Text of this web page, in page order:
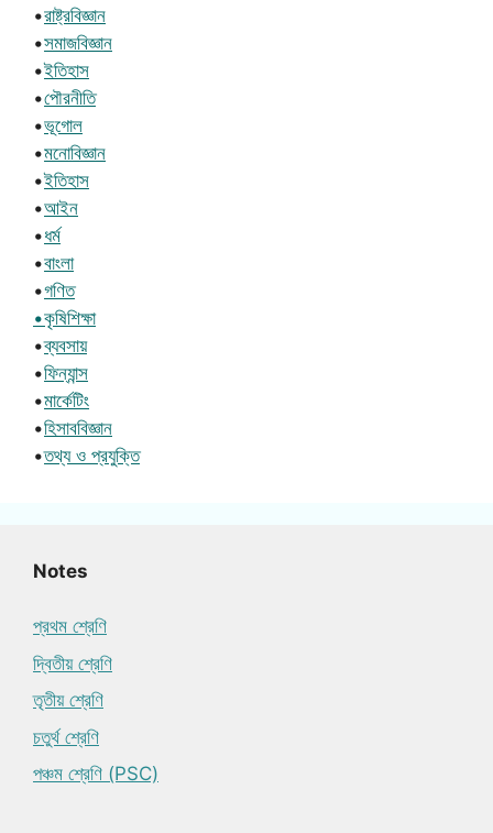
•রাষ্ট্রবিজ্ঞান
•সমাজবিজ্ঞান
•ইতিহাস
•পৌরনীতি
•ভূগোল
•মনোবিজ্ঞান
•ইতিহাস
•আইন
•ধর্ম
•বাংলা
•গণিত
•কৃষিশিক্ষা
•ব্যবসায়
•ফিন্যান্স
•মার্কেটিং
•হিসাববিজ্ঞান
•তথ্য ও প্রযুক্তি
Notes
প্রথম শ্রেণি
দ্বিতীয় শ্রেণি
তৃতীয় শ্রেণি
চতুর্থ শ্রেণি
পঞ্চম শ্রেণি (PSC)